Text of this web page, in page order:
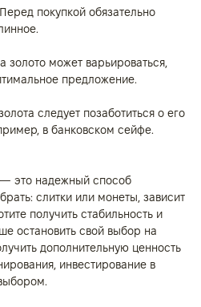
покупкой обязательно
золото может варьироваться,
предложение.
следует позаботиться о его
в банковском сейфе.
это надежный способ
слитки или монеты, зависит
получить стабильность и
остановить свой выбор на
дополнительную ценность
инвестирование в